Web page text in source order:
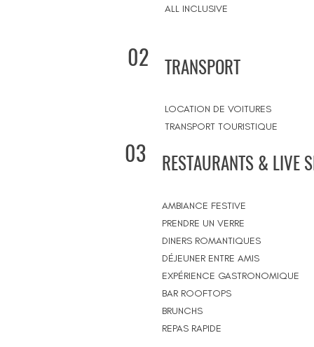
ALL INCLUSIVE
02 TRANSPORT
LOCATION DE VOITURES
TRANSPORT TOURISTIQUE
03 RESTAURANTS & LIVE
AMBIANCE FESTIVE
PRENDRE UN VERRE
DINERS ROMANTIQUES
DÉJEUNER ENTRE AMIS
EXPÉRIENCE GASTRONOMIQUE
BAR ROOFTOPS
BRUNCHS
REPAS RAPIDE